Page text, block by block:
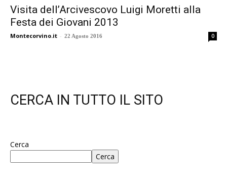
Visita dell’Arcivescovo Luigi Moretti alla
Festa dei Giovani 2013
Montecorvino.it - 22 Agosto 2016 0
CERCA IN TUTTO IL SITO
Cerca
Cerca